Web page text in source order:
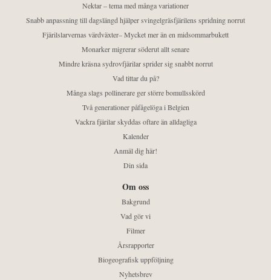
Nektar – tema med många variationer
Snabb anpassning till dagslängd hjälper svingelgräsfjärilens spridning norrut
Fjärilslarvernas värdväxter– Mycket mer än en midsommarbukett
Monarker migrerar söderut allt senare
Mindre kräsna sydrovfjärilar sprider sig snabbt norrut
Vad tittar du på?
Många slags pollinerare ger större bomullsskörd
Två generationer påfågelöga i Belgien
Vackra fjärilar skyddas oftare än alldagliga
Kalender
Anmäl dig här!
Din sida
Om oss
Bakgrund
Vad gör vi
Filmer
Årsrapporter
Biogeografisk uppföljning
Nyhetsbrev